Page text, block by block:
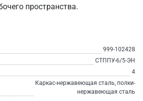
пространства.
999-102428
СТППУ-6/5-ЭН
4
Каркас-нержавеющая сталь, полки-
нержавеющая сталь